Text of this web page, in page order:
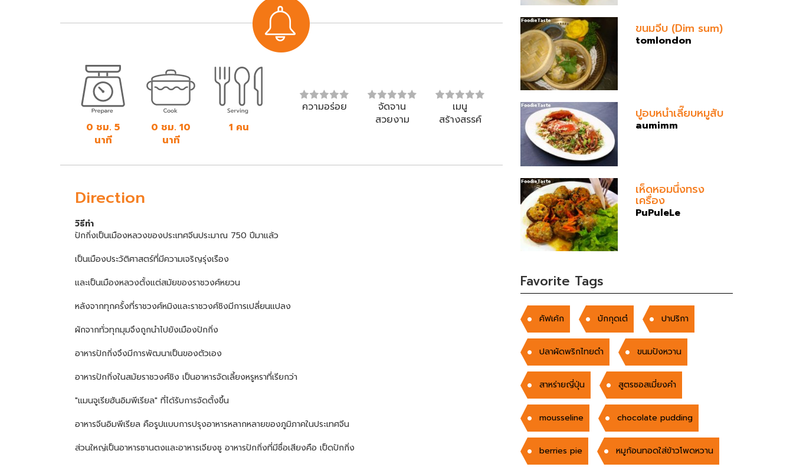
0 ชม. 5
นาที
0 ชม. 10
นาที
1 คน
ความอร่อย
จัดจาน
สวยงาม
เมนู
สร้างสรรค์
Direction
วิธีทำ
ปักกิ่งเป็นเมืองหลวงของประเทศจีนประมาณ 750 ปีมาแล้ว
เป็นเมืองประวัติศาสตร์ที่มีความเจริญรุ่งเรือง
และเป็นเมืองหลวงตั้งแต่สมัยของราชวงศ์หยวน
หลังจากทุกครั้งที่ราชวงศ์หมิงและราชวงศ์ชิงมีการเปลี่ยนแปลง
ผักจากทั่วทุกมุมจึงถูกนำไปยังเมืองปักกิ่ง
อาหารปักกิ่งจึงมีการพัฒนาเป็นของตัวเอง
อาหารปักกิ่งในสมัยราชวงศ์ชิง เป็นอาหารจัดเลี้ยงหรูหราที่เรียกว่า
"แมนจูเรียฮันอิมพีเรียล" ที่ได้รับการจัดตั้งขึ้น
อาหารจีนอิมพีเรียล คือรูปแบบการปรุงอาหารหลากหลายของภูมิภาคในประเทศจีน
ส่วนใหญ่เป็นอาหารซานตงและอาหารเจียงซู อาหารปักกิ่งที่มีชื่อเสียงคือ เป็ดปักกิ่ง
ขนมจีบ (Dim sum)
tomlondon
ปูอบหนำเลี๊ยบหมูสับ
aumimm
เห็ดหอมนึ่งทรง
เครื่อง
PuPuleLe
Favorite Tags
คัฟเค้ก บักกุดเต๋ ปาปริกา
ปลาผัดพริกไทยดำ ขนมปังหวาน
สาหร่ายญี่ปุ่น สูตรซอสเมี่ยงคำ
mousseline chocolate pudding
berries pie หมูก้อนทอดใส่ข้าวโพดหวาน